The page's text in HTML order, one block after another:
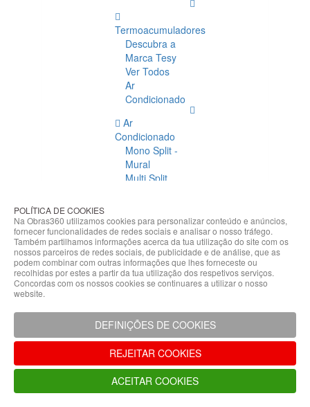
Termoacumuladores
Descubra a
Marca Tesy
Ver Todos
Ar
Condicionado
Ar
Condicionado
Mono Split -
Mural
Multi Split
Condicionado
Acessórios
Climatização
Acessórios
Climatização
Hidráulicas
Controladores
Fixações e
Acessórios
Isolamento
para
Tubagem
POLÍTICA DE COOKIES
Na Obras360 utilizamos cookies para personalizar conteúdo e anúncios,
fornecer funcionalidades de redes sociais e analisar o nosso tráfego.
Também partilhamos informações acerca da tua utilização do site com os
nossos parceiros de redes sociais, de publicidade e de análise, que as
podem combinar com outras informações que lhes forneceste ou
recolhidas por estes a partir da tua utilização dos respetivos serviços.
Concordas com os nossos cookies se continuares a utilizar o nosso
website.
DEFINIÇÕES DE COOKIES
REJEITAR COOKIES
ACEITAR COOKIES